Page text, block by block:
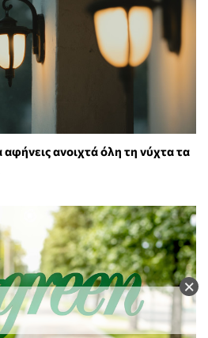
×
αφήνεις ανοιχτά όλη τη νύχτα τα